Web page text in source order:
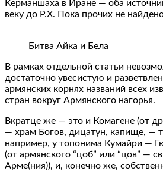
Керманшаха в Иране — оба
веку до Р.Х. Пока прочих не
Битва Айка и Бела
В рамках отдельной статьи
достаточно увесистую и
армянских корнях названий всех
стран вокруг Армянского нагорья.
Вкратце же — это и Комагене (от
— храм Богов, дицатун, капище, —
например, у топонима Кумайри —
(от армянского “цоб” или “цов” —
Арме(ния)), и, конечно же,